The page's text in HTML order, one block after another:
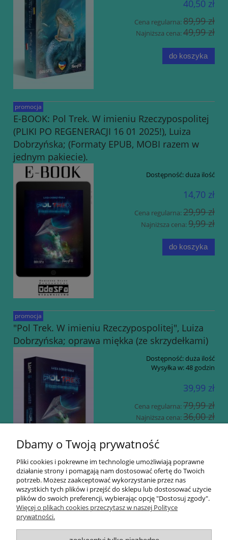
40,50 zł
Cena regularna: 89,99 zł
Najniższa cena: 49,99 zł
do koszyka
E-BOOK: Pol Trek. W imieniu Rzeczypospolitej
(PLIKI PO REGENERACJI 16 01 2025!), Luiza
Dobrzyńska; (Formaty EPUB, MOBI razem w
jednym pakiecie).
Dostępność:duża ilość
14,70 zł
Cena regularna: 29,99 zł
Najniższa cena: 9,99 zł
do koszyka
promocja
"Pol Trek. W imieniu Rzeczypospolitej", Luiza
Dobrzyńska; oprawa miękka (ze skrzydełkami)
Dostępność:duża ilość
Wysyłka w:48 godzin
39,99 zł
Cena regularna: 79,99 zł
Najniższa cena: 36,00 zł
promocja
« 1 2 »
Informacje
Dbamy o Twoją prywatność
Pliki cookies i pokrewne im technologie umożliwiają poprawne
działanie strony i pomagają nam dostosować ofertę do Twoich
potrzeb. Możesz zaakceptować wykorzystanie przez nas
wszystkich tych plików i przejść do sklepu lub dostosować użycie
plików do swoich preferencji, wybierając opcję "Dostosuj zgody".
Więcej o plikach cookies przeczytasz w naszej Polityce
prywatności.